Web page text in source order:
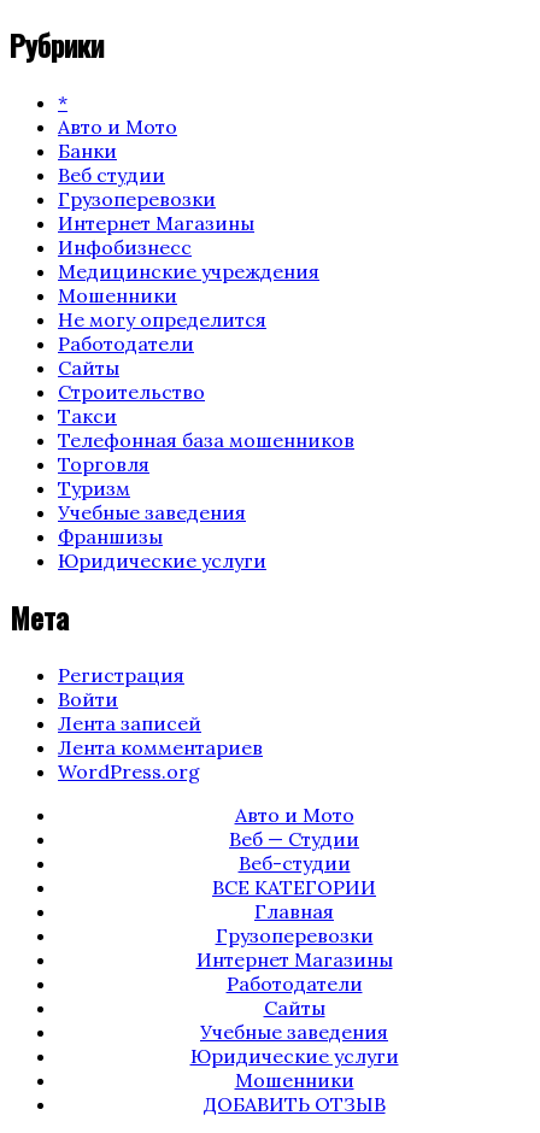
Рубрики
*
Авто и Мото
Банки
Веб студии
Грузоперевозки
Интернет Магазины
Инфобизнесс
Медицинские учреждения
Мошенники
Не могу определится
Работодатели
Сайты
Строительство
Такси
Телефонная база мошенников
Торговля
Туризм
Учебные заведения
Франшизы
Юридические услуги
Мета
Регистрация
Войти
Лента записей
Лента комментариев
WordPress.org
Авто и Мото
Веб — Студии
Веб-студии
ВСЕ КАТЕГОРИИ
Главная
Грузоперевозки
Интернет Магазины
Работодатели
Сайты
Учебные заведения
Юридические услуги
Мошенники
ДОБАВИТЬ ОТЗЫВ